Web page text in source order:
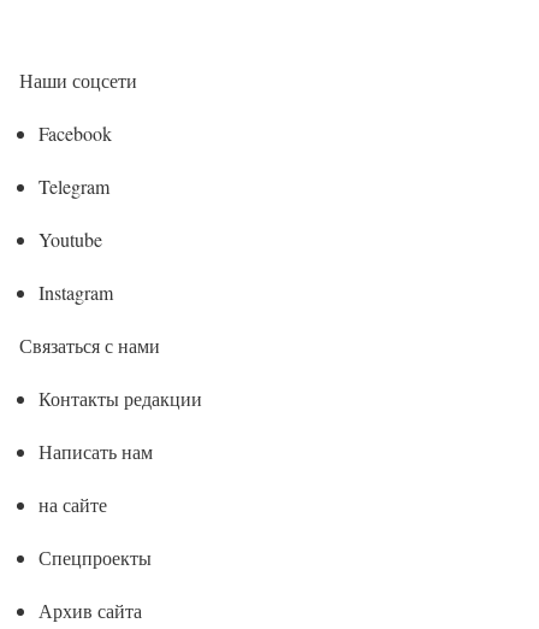
Наши соцсети
Facebook
Telegram
Youtube
Instagram
Связаться с нами
Контакты редакции
Написать нам
на сайте
Спецпроекты
Архив сайта